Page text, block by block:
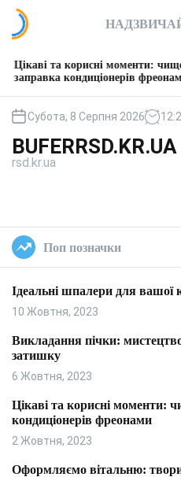
т
корисні моменти: чищення та
фреонами
Субота, 8 Серпня 2026 12:
BUFERRSD.KR.UA
rsd.kr.ua
Поп позначки
Ідеальні шпалери для вашої
10 Жовтня, 2023
Викладання пічки:
затишку
6 Жовтня, 2023
Цікаві та корисні моменти:
кондиціонерів фреонами
2 Жовтня, 2023
Оформляємо вітальню: